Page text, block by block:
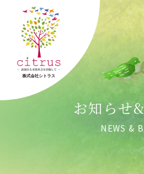
お知らせ
NEWS &